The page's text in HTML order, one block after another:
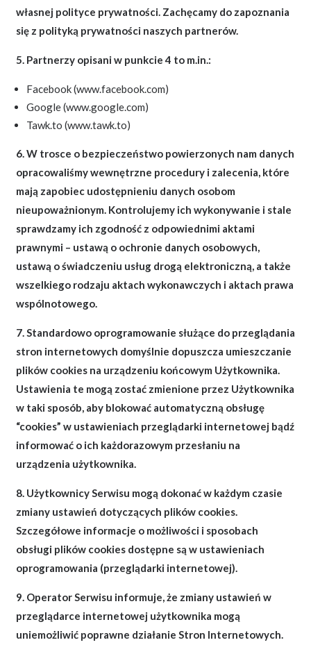
własnej polityce prywatności. Zachęcamy do zapoznania
się z polityką prywatności naszych partnerów.
5. Partnerzy opisani w punkcie 4 to m.in.:
Facebook (www.facebook.com)
Google (www.google.com)
Tawk.to (www.tawk.to)
6. W trosce o bezpieczeństwo powierzonych nam danych
opracowaliśmy wewnętrzne procedury i zalecenia, które
mają zapobiec udostępnieniu danych osobom
nieupoważnionym. Kontrolujemy ich wykonywanie i stale
sprawdzamy ich zgodność z odpowiednimi aktami
prawnymi – ustawą o ochronie danych osobowych,
ustawą o świadczeniu usług drogą elektroniczną, a także
wszelkiego rodzaju aktach wykonawczych i aktach prawa
wspólnotowego.
7. Standardowo oprogramowanie służące do przeglądania
stron internetowych domyślnie dopuszcza umieszczanie
plików cookies na urządzeniu końcowym Użytkownika.
Ustawienia te mogą zostać zmienione przez Użytkownika
w taki sposób, aby blokować automatyczną obsługę
“cookies” w ustawieniach przeglądarki internetowej bądź
informować o ich każdorazowym przesłaniu na
urządzenia użytkownika.
8. Użytkownicy Serwisu mogą dokonać w każdym czasie
zmiany ustawień dotyczących plików cookies.
Szczegółowe informacje o możliwości i sposobach
obsługi plików cookies dostępne są w ustawieniach
oprogramowania (przeglądarki internetowej).
9. Operator Serwisu informuje, że zmiany ustawień w
przeglądarce internetowej użytkownika mogą
uniemożliwić poprawne działanie Stron Internetowych.